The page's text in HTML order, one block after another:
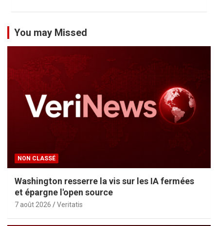
You may Missed
NON CLASSÉ
Washington resserre la vis sur les IA fermées
et épargne l'open source
7 août 2026 Veritatis